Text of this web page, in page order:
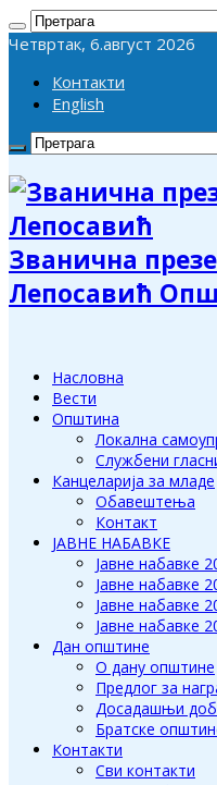
Четвртак, 6.август 2026
Контакти
English
Званична
Лепосавић
Насловна
Вести
Општина
Локална
Службени
Канцеларија за младе
Обавештења
Контакт
ЈАВНЕ НАБАВКЕ
Јавне набавке
Јавне набавке
Јавне набавке
Јавне набавке
Дан општине
О дану општине
Предлог за
Досадашњи
Братске
Контакти
Сви контакти